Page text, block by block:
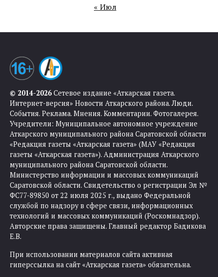
« Июл
© 2014-2026Сетевое издание «Аткарская газета.
Интернет-версия» Новости Аткарского района. Люди.
События. Реклама. Мнения. Комментарии. Фотогалерея.
Учредители: Муниципальное автономное учреждение
Аткарского муниципального района Саратовской области
«Редакция газеты «Аткарская газета» (МАУ «Редакция
газеты «Аткарская газета»). Администрация Аткарского
муниципального района Саратовской области.
Министерство информации и массовых коммуникаций
Саратовской области. Свидетельство о регистрации Эл №
ФС77-89850 от 22 июля 2025 г., выдано Федеральной
службой по надзору в сфере связи, информационных
технологий и массовых коммуникаций (Роскомнадзор).
Авторские права защищены. Главный редактор Бадикова
Е.В.
При использовании материалов сайта активная
гиперссылка на сайт «Аткарская газета» обязательна.